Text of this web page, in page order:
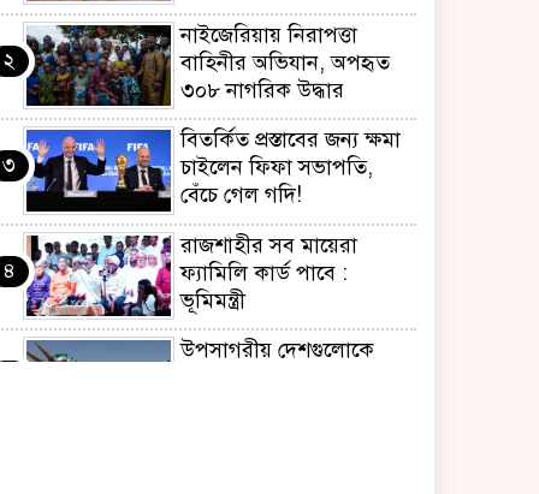
২
নাইজেরিয়ায় নিরাপত্তা
বাহিনীর অভিযান, অপহৃত
৩০৮ নাগরিক উদ্ধার
৩
বিতর্কিত প্রস্তাবের জন্য ক্ষমা
চাইলেন ফিফা সভাপতি,
বেঁচে গেল গদি!
৪
রাজশাহীর সব মায়েরা
ফ্যামিলি কার্ড পাবে :
ভূমিমন্ত্রী
উপসাগরীয় দেশগুলোকে